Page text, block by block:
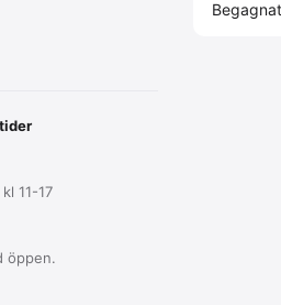
11-17
öppen.
Begagnat